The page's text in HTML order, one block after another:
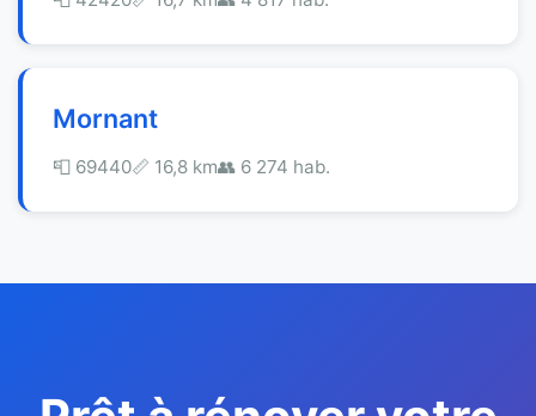
Mornant
📮 69440📏 16,8 km👥 6 274 hab.